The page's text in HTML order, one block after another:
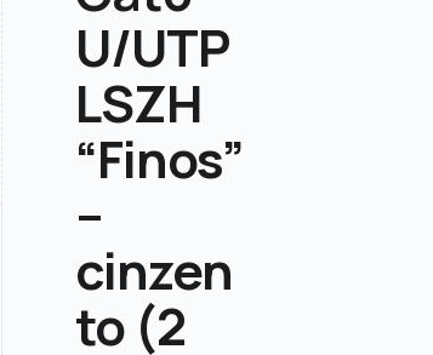
U/UTP
LSZH
“Finos”
–
cinzen
to (2